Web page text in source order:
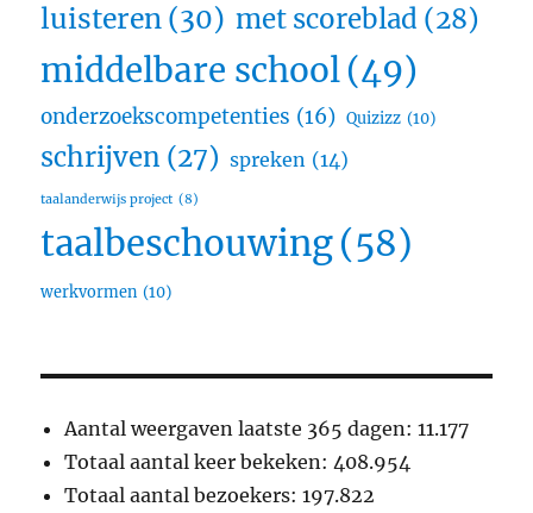
luisteren (30) met scoreblad (28)
middelbare school(49)
onderzoekscompetenties (16) Quizizz (10)
schrijven (27) spreken (14)
taalanderwijs project (8)
taalbeschouwing(58)
werkvormen (10)
Aantal weergaven laatste 365 dagen:11.177
Totaal aantal keer bekeken:408.954
Totaal aantal bezoekers:197.822